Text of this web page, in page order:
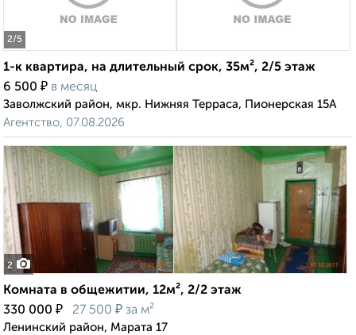
2/5
1-к квартира, на длительный срок, 35м², 2/5 этаж
6 500 ₽ в месяц
Заволжский район, мкр. Нижняя Терраса, Пионерская 15А
Агентство, 07.08.2026
2
Комната в общежитии, 12м², 2/2 этаж
330 000 ₽ 27 500 ₽ за м²
Ленинский район, Марата 17